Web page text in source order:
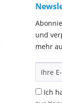
und
mehr
Ich